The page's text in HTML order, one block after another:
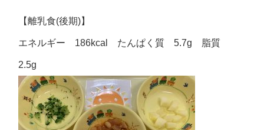
【離乳食(後期)】
エネルギー 186kcal たんぱく質 5.7g 脂質
2.5g